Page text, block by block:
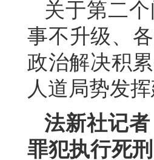
关于第二
事不升级、
政治解决积
人道局势发
法新社记
罪犯执行死